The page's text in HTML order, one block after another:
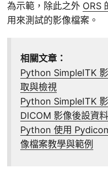
為示範，除此之外 ORS
用來測試的影像檔案。
相關文章：
Python SimpleITK
取與檢視
Python SimpleITK
DICOM 影像後設資
Python 使用
像檔案教學與範例